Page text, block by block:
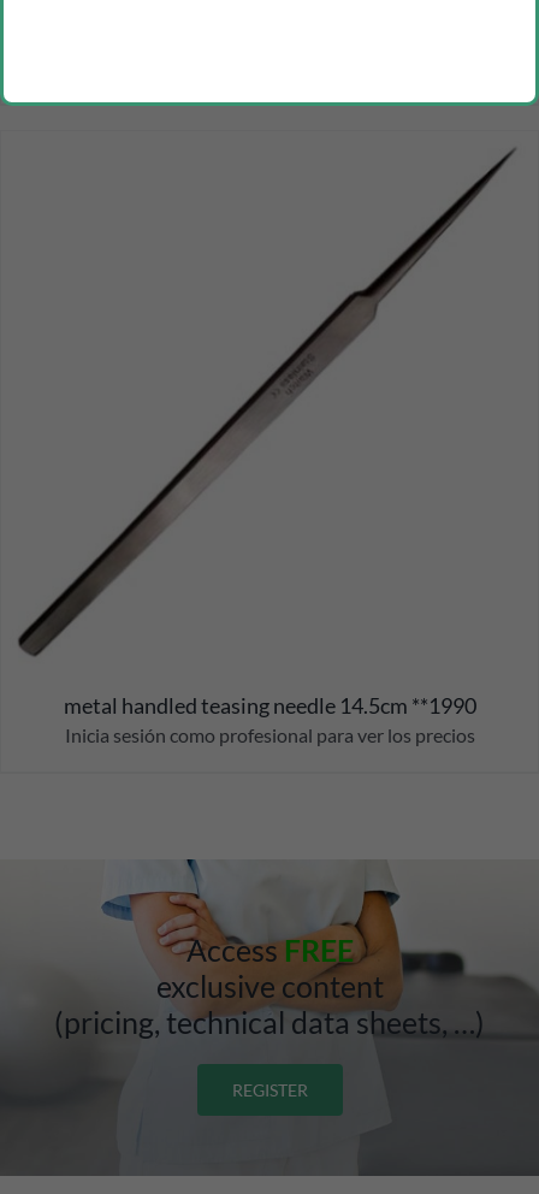
metal handled teasing needle 14.5cm **1990
Inicia sesión como profesional para ver los precios
AccessFREE
exclusive content
(pricing, technical data sheets, …)
REGISTER